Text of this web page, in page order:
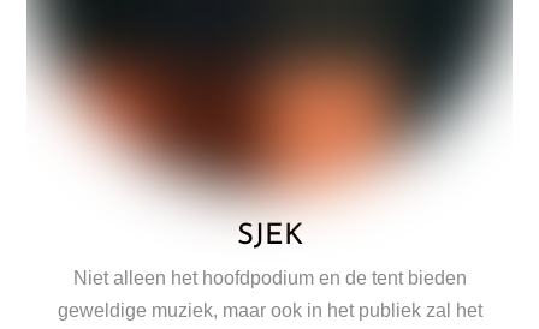
SJEK
Niet alleen het hoofdpodium en de tent bieden
geweldige muziek, maar ook in het publiek zal het